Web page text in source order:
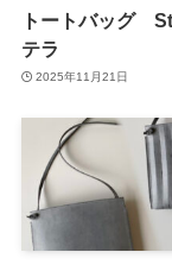
トートバッグ
テラ
2025年11月21日